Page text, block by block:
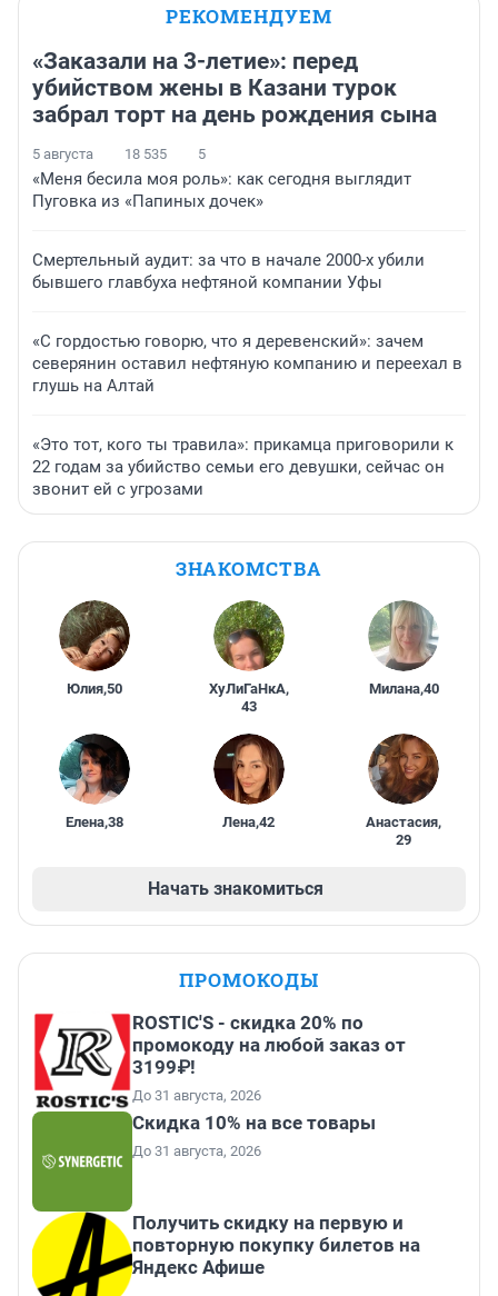
РЕКОМЕНДУЕМ
«Заказали на 3-летие»: перед
убийством жены в Казани турок
забрал торт на день рождения сына
5 августа 18 535 5
«Меня бесила моя роль»: как сегодня выглядит
Пуговка из «Папиных дочек»
Смертельный аудит: за что в начале 2000-х убили
бывшего главбуха нефтяной компании Уфы
«С гордостью говорю, что я деревенский»: зачем
северянин оставил нефтяную компанию и переехал в
глушь на Алтай
«Это тот, кого ты травила»: прикамца приговорили к
22 годам за убийство семьи его девушки, сейчас он
звонит ей с угрозами
ЗНАКОМСТВА
Юлия,50 ХуЛиГаНкА,
43
Милана,40
Елена,38 Лена,42 Анастасия,
29
Начать знакомиться
ПРОМОКОДЫ
ROSTIC'S - скидка 20% по
промокоду на любой заказ от
3199₽!
До 31 августа, 2026
Скидка 10% на все товары
До 31 августа, 2026
Получить скидку на первую и
повторную покупку билетов на
Яндекс Афише